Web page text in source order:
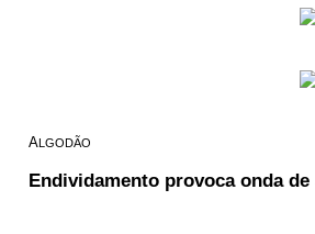
ALGODÃO
Endividamento provoca onda